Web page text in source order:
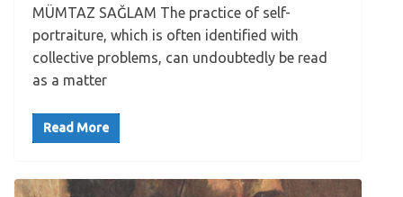
MÜMTAZ SAĞLAM The practice of self-
portraiture, which is often identified with
collective problems, can undoubtedly be read
as a matter
Read More